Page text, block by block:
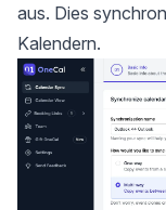
aus. Dies
Kalendern.